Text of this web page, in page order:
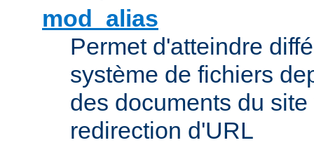
mod_alias
Permet d'atteindre
système de fichiers
des documents du
redirection d'URL